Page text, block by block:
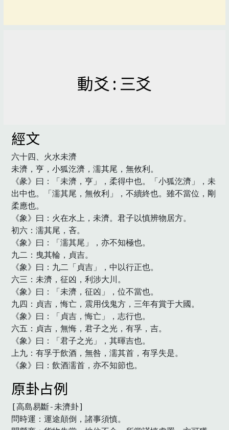
動爻 : 三爻
經文
六十四、火水未濟
未濟，亨，小狐汔濟，濡其尾，無攸利。
《彖》曰：「未濟，亨」，柔得中也。「小狐汔濟」，未
出中也。「濡其尾，無攸利」，不續終也。雖不當位，剛
柔應也。
《象》曰：火在水上，未濟。君子以慎辨物居方。
初六：濡其尾，吝。
《象》曰：「濡其尾」，亦不知極也。
九二：曳其輪，貞吉。
《象》曰：九二「貞吉」，中以行正也。
六三：未濟，征凶，利涉大川。
《象》曰：「未濟，征凶」，位不當也。
九四：貞吉，悔亡，震用伐鬼方，三年有賞于大國。
《象》曰：「貞吉，悔亡」，志行也。
六五：貞吉，無悔，君子之光，有孚，吉。
《象》曰：「君子之光」，其暉吉也。
上九：有孚于飲酒，無咎，濡其首，有孚失是。
《象》曰：飲酒濡首，亦不知節也。
原卦占例
[高島易斷-未濟卦]
問時運：運途顛倒，諸事須慎。